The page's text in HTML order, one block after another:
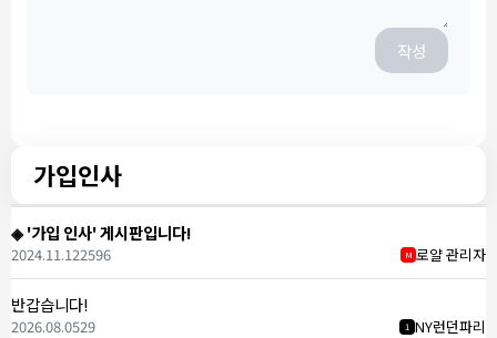
작성
가입인사
◈ '가입 인사' 게시판입니다!
M 로얄 관리자
2024.11.122596
반갑습니다!
1 NY런던파리
2026.08.0529